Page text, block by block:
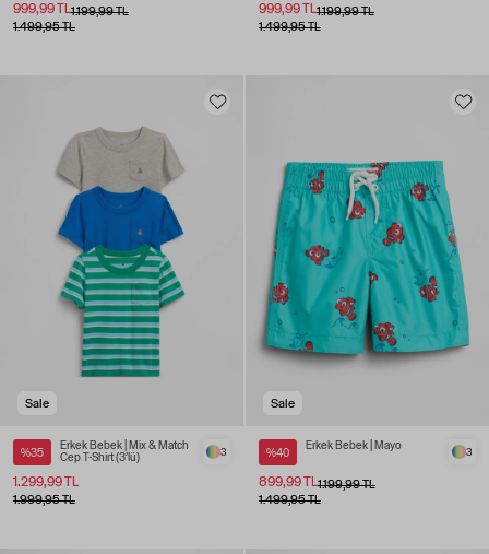
1.199,99 TL
999,99 TL
1.499,95 TL
1.199,99 TL
999,99 TL
1.499,95 TL
Sale
%35
Erkek Bebek | Mix & Match
Cep T-Shirt (3’lü)
1.299,99 TL
3
1.999,95 TL
Sale
%40
Erkek Bebek | Mayo
1.199,99 TL
899,99 TL
3
1.499,95 TL